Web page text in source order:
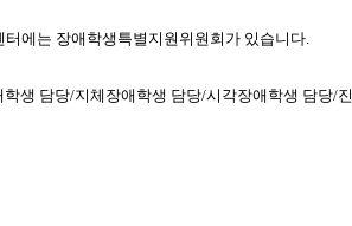
에는 장애학생특별지원위원회가 있습니다.
생 담당/지체장애학생 담당/시각장애학생 담당/